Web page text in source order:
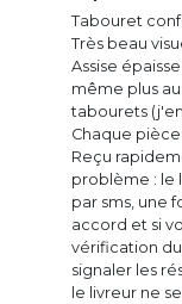
Tabouret
Très beau
Assise
même plus
tabourets
Chaque
Reçu
problème : le
par sms, une
accord et si
vérification
signaler les
le livreur ne